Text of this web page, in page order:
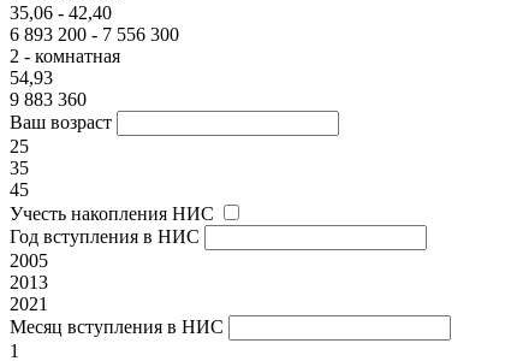
35,06 - 42,40
6 893 200 - 7 556 300
2 - комнатная
54,93
9 883 360
Ваш возраст
25
35
45
Учесть накопления НИС
Год вступления в НИС
2005
2013
2021
Месяц вступления в НИС
1